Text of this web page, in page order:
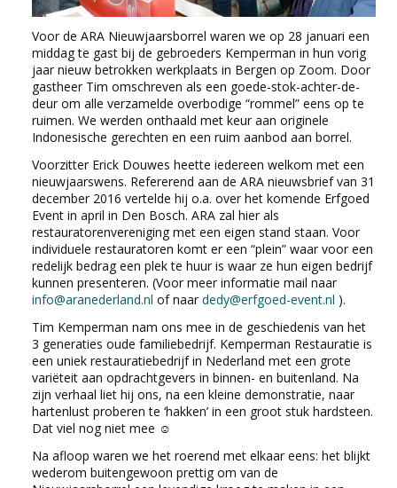
Voor de ARA Nieuwjaarsborrel waren we op 28 januari een
middag te gast bij de gebroeders Kemperman in hun vorig
jaar nieuw betrokken werkplaats in Bergen op Zoom. Door
gastheer Tim omschreven als een goede-stok-achter-de-
deur om alle verzamelde overbodige “rommel” eens op te
ruimen. We werden onthaald met keur aan originele
Indonesische gerechten en een ruim aanbod aan borrel.
Voorzitter Erick Douwes heette iedereen welkom met een
nieuwjaarswens. Refererend aan de ARA nieuwsbrief van 31
december 2016 vertelde hij o.a. over het komende Erfgoed
Event in april in Den Bosch. ARA zal hier als
restauratorenvereniging met een eigen stand staan. Voor
individuele restauratoren komt er een “plein” waar voor een
redelijk bedrag een plek te huur is waar ze hun eigen bedrijf
kunnen presenteren. (Voor meer informatie mail naar
info@aranederland.nl of naar dedy@erfgoed-event.nl ).
Tim Kemperman nam ons mee in de geschiedenis van het
3 generaties oude familiebedrijf. Kemperman Restauratie is
een uniek restauratiebedrijf in Nederland met een grote
variëteit aan opdrachtgevers in binnen- en buitenland. Na
zijn verhaal liet hij ons, na een kleine demonstratie, naar
hartenlust proberen te ‘hakken’ in een groot stuk hardsteen.
Dat viel nog niet mee ☺
Na afloop waren we het roerend met elkaar eens: het blijkt
wederom buitengewoon prettig om van de